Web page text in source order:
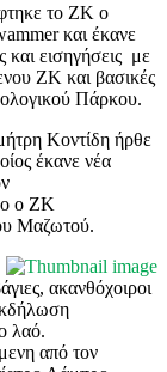
το ΖΚ ο
και έκανε
και εισηγήσεις με
ΖΚ και βασικές
Πάρκου.
Κοντίδη ήρθε
έκανε νέα
ο ΖΚ
Μαζωτού.
ακανθόχοιροι
λαό.
από τον